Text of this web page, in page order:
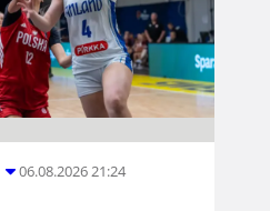
06.08.2026 21:24